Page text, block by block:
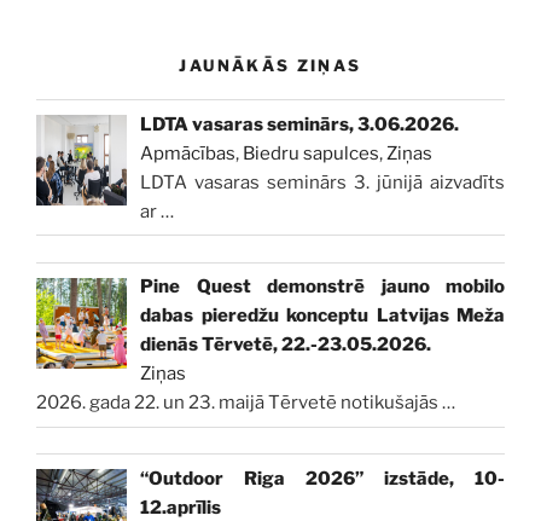
JAUNĀKĀS ZIŅAS
LDTA vasaras seminārs, 3.06.2026.
Apmācības, Biedru sapulces, Ziņas
LDTA vasaras seminārs 3. jūnijā aizvadīts
ar…
Pine Quest demonstrē jauno mobilo
dabas pieredžu konceptu Latvijas Meža
dienās Tērvetē, 22.-23.05.2026.
Ziņas
2026. gada 22. un 23. maijā Tērvetē notikušajās …
“Outdoor Riga 2026” izstāde, 10-
12.aprīlis